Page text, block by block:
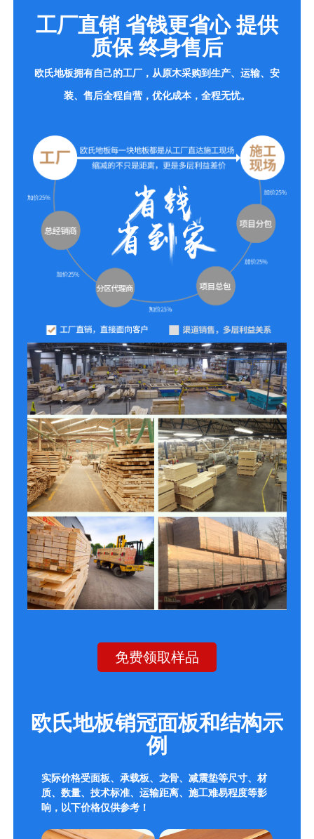
工厂直销 省钱更省心 提供
质保 终身售后
欧氏地板拥有自己的工厂，从原木采购到生产、运输、安
装、售后全程自营，优化成本，全程无忧。
免费领取样品
欧氏地板销冠面板和结构示
例
实际价格受面板、承载板、龙骨、减震垫等尺寸、材
质、数量、技术标准、运输距离、施工难易程度等影
响，以下价格仅供参考！